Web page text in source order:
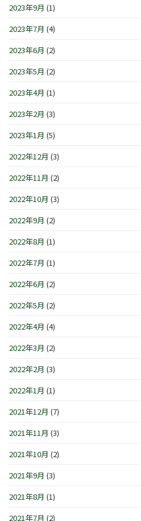
2023年9月 (1)
2023年7月 (4)
2023年6月 (2)
2023年5月 (2)
2023年4月 (1)
2023年2月 (3)
2023年1月 (5)
2022年12月 (3)
2022年11月 (2)
2022年10月 (3)
2022年9月 (2)
2022年8月 (1)
2022年7月 (1)
2022年6月 (2)
2022年5月 (2)
2022年4月 (4)
2022年3月 (2)
2022年2月 (3)
2022年1月 (1)
2021年12月 (7)
2021年11月 (3)
2021年10月 (2)
2021年9月 (3)
2021年8月 (1)
2021年7月 (2)